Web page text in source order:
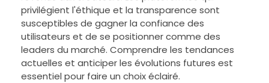
privilégient l'éthique et la transparence sont
susceptibles de gagner la confiance des
utilisateurs et de se positionner comme des
leaders du marché. Comprendre les tendances
actuelles et anticiper les évolutions futures est
essentiel pour faire un choix éclairé.